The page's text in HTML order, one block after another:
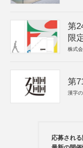
第
限
株式
第
漢字
応募され